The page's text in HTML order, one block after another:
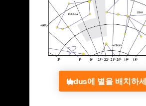
Indus에 별을 배치하